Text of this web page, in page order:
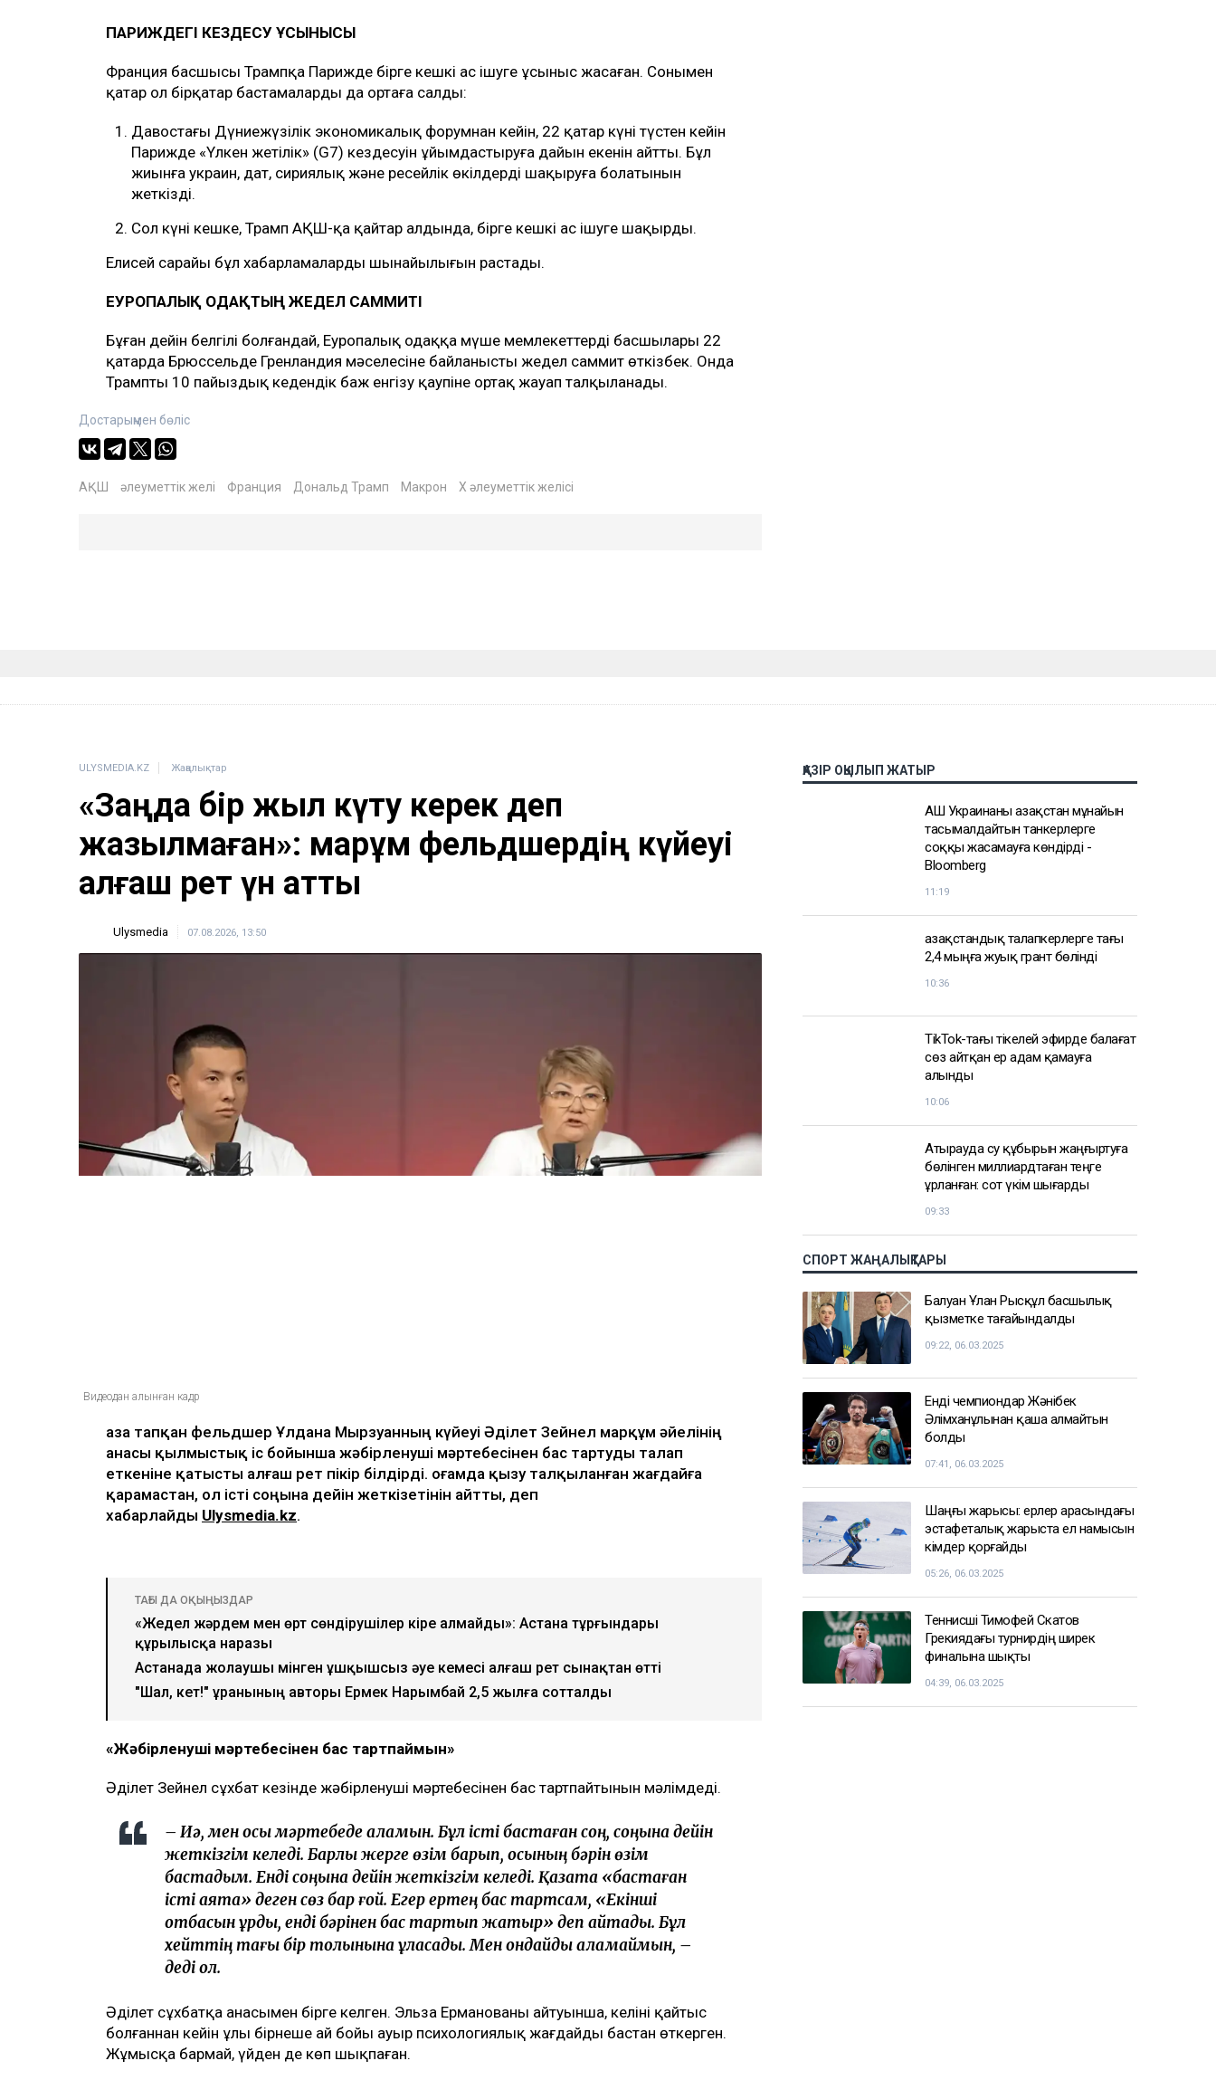
ПАРИЖДЕГІ КЕЗДЕСУ ҰСЫНЫСЫ
Франция басшысы Трампқа Парижде бірге кешкі ас ішуге ұсыныс жасаған. Сонымен
қатар ол бірқатар бастамаларды да ортаға салды:
Давостағы Дүниежүзілік экономикалық форумнан кейін, 22 қаңтар күні түстен кейін
Парижде «Үлкен жетілік» (G7) кездесуін ұйымдастыруға дайын екенін айтты. Бұл
жиынға украин, дат, сириялық және ресейлік өкілдерді шақыруға болатынын
жеткізді.
Сол күні кешке, Трамп АҚШ-қа қайтар алдында, бірге кешкі ас ішуге шақырды.
Елисей сарайы бұл хабарламалардың шынайылығын растады.
ЕУРОПАЛЫҚ ОДАҚТЫҢ ЖЕДЕЛ САММИТІ
Бұған дейін белгілі болғандай, Еуропалық одаққа мүше мемлекеттердің басшылары 22
қаңтарда Брюссельде Гренландия мәселесіне байланысты жедел саммит өткізбек. Онда
Трамптың 10 пайыздық кедендік баж енгізу қаупіне ортақ жауап талқыланады.
Достарыңмен бөліс
АҚШ әлеуметтік желі Франция Дональд Трамп Макрон X әлеуметтік желісі
Жаңалықтар
«Заңда бір жыл күту керек деп
жазылмаған»: марқұм фельдшердің күйеуі
алғаш рет үн қатты
Видеодан алынған кадр
Қаза тапқан фельдшер Ұлдана Мырзуанның күйеуі Әділет Зейнел марқұм әйелінің
анасы қылмыстық іс бойынша жәбірленуші мәртебесінен бас тартуды талап
еткеніне қатысты алғаш рет пікір білдірді. Қоғамда қызу талқыланған жағдайға
хабарлайдыUlysmedia.kz.
ТАҒЫ ДА ОҚЫҢЫЗДАР
«Жедел жәрдем мен өрт сөндірушілер кіре алмайды»: Астана тұрғындары
құрылысқа наразы
Астанада жолаушы мінген ұшқышсыз әуе кемесі алғаш рет сынақтан өтті
"Шал, кет!" ұранының авторы Ермек Нарымбай 2,5 жылға сотталды
«Жәбірленуші мәртебесінен бас тартпаймын»
Әділет Зейнел сұхбат кезінде жәбірленуші мәртебесінен бас тартпайтынын мәлімдеді.
ҚАЗІР ОҚЫЛЫП ЖАТЫР
АҚШ Украинаны Қазақстан мұнайын
тасымалдайтын танкерлерге
11:19
Қазақстандық талапкерлерге тағы
10:36
TikTok-тағы тікелей эфирде балағат
сөз айтқан ер адам қамауға
алынды
Атырауда су құбырын жаңғыртуға
бөлінген миллиардтаған теңге
ұрланған: сот үкім шығарды
СПОРТ ЖАҢАЛЫҚТАРЫ
Балуан Ұлан Рысқұл басшылық
09:22, 06.03.2025
Әлімханұлынан қаша алмайтын
болды